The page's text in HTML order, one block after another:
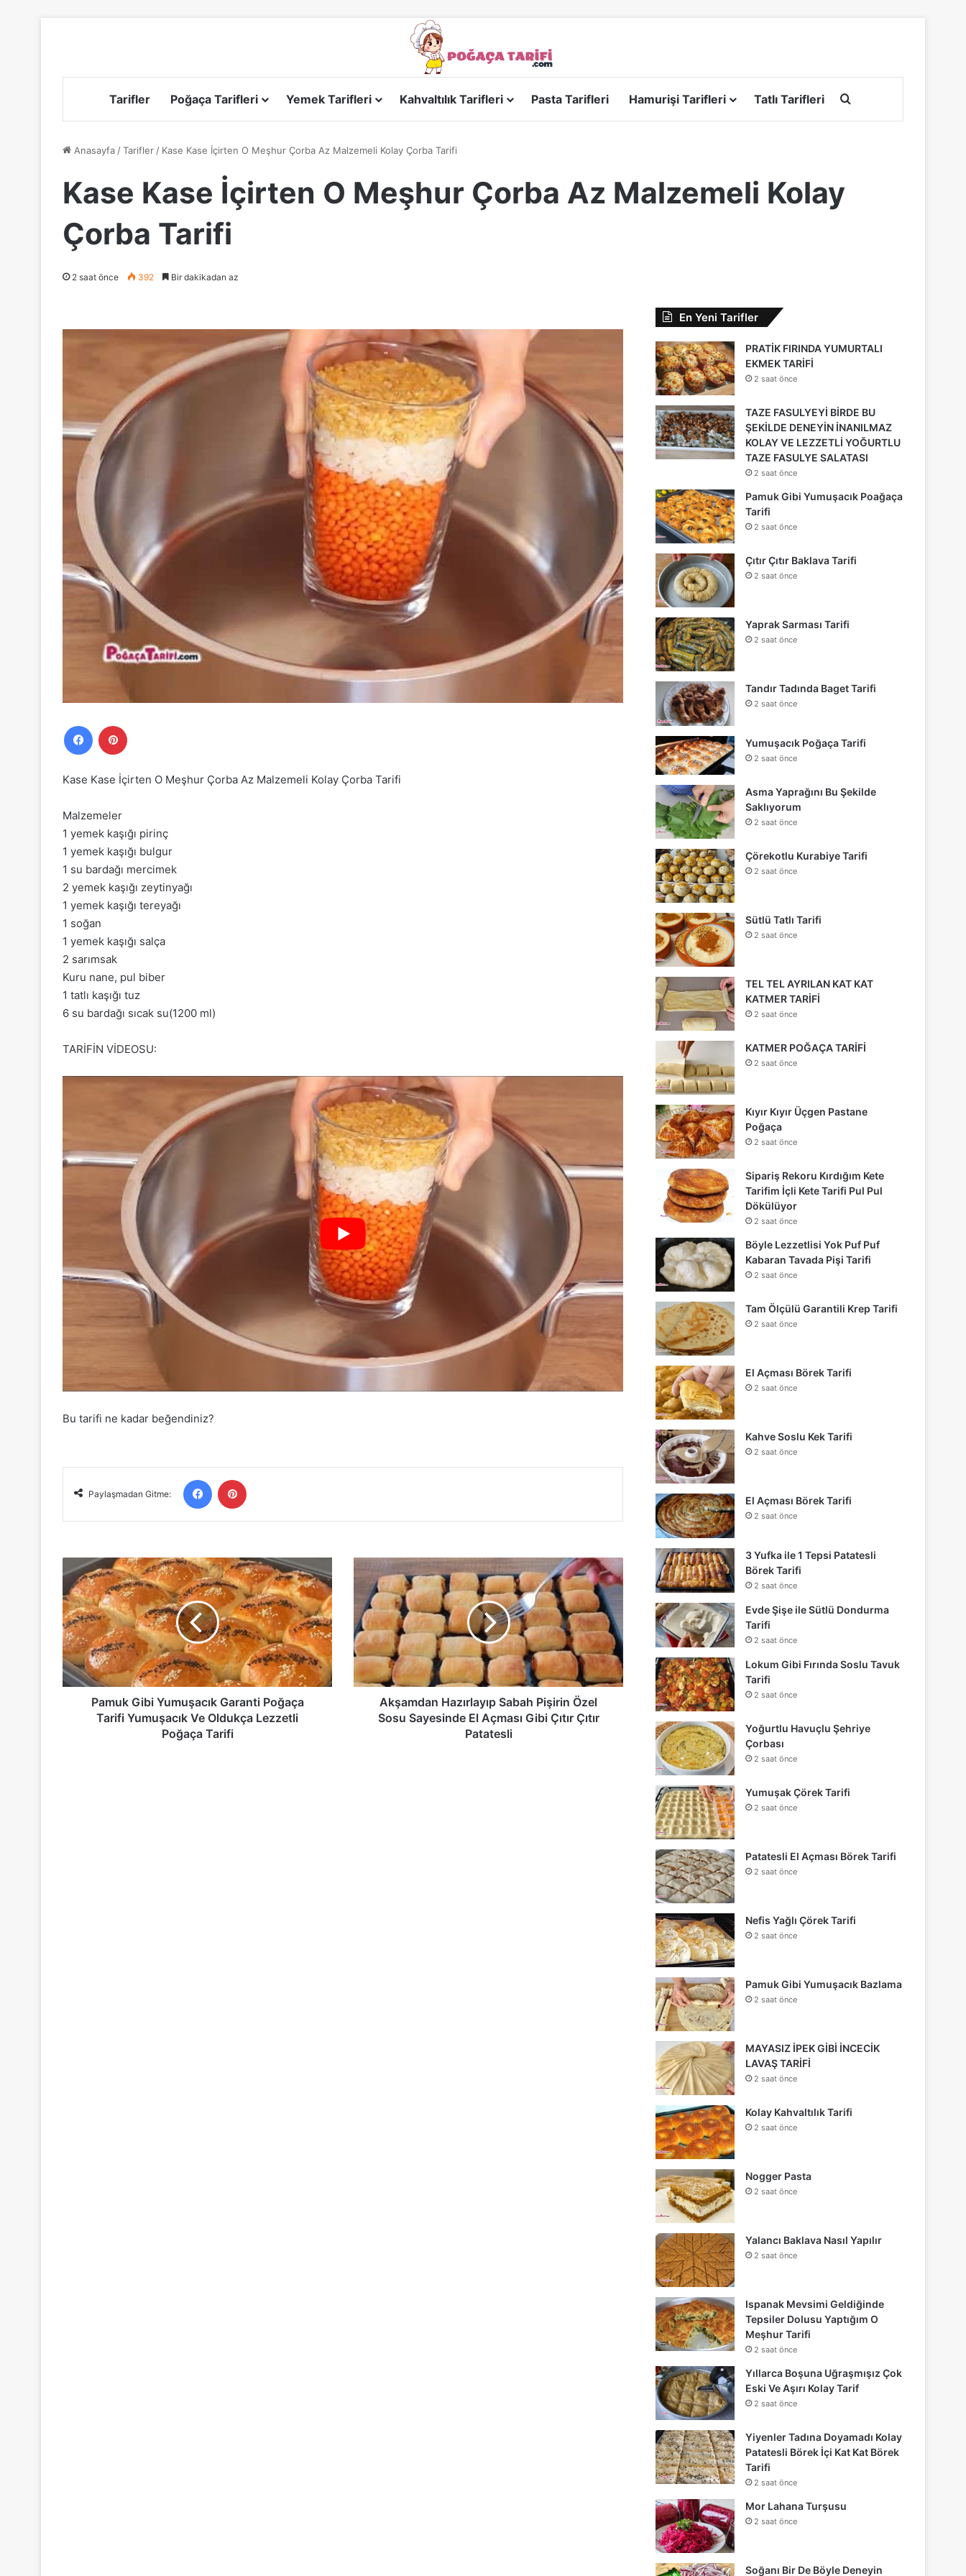
Tarifler Poğaça Tarifleri Yemek Tarifleri Kahvaltılık Tarifleri Pasta Tarifleri Hamurişi Tarifleri Tatlı Tarifleri
Anasayfa /Tarifler / Kase Kase İçirten O Meşhur Çorba Az Malzemeli Kolay Çorba Tarifi
Kase Kase İçirten O Meşhur Çorba Az Malzemeli Kolay
Çorba Tarifi
2 saat önce 392 Bir dakikadan az
Facebook
Kase Kase İçirten O Meşhur Çorba Az Malzemeli Kolay Çorba Tarifi
Malzemeler
1 yemek kaşığı pirinç
1 yemek kaşığı bulgur
1 su bardağı mercimek
2 yemek kaşığı zeytinyağı
1 yemek kaşığı tereyağı
1 soğan
1 yemek kaşığı salça
2 sarımsak
Kuru nane, pul biber
1 tatlı kaşığı tuz
6 su bardağı sıcak su(1200 ml)
TARİFİN VİDEOSU:
Bu tarifi ne kadar beğendiniz?
Paylaşmadan Gitme:
Facebook
Pamuk
Gibi
Yumuşacık
Garanti
Poğaça
Tarifi
Yumuşacık
Ve
Oldukça
LezzetliPamuk Gibi Yumuşacık Garanti Poğaça
Tarifi Yumuşacık Ve Oldukça Lezzetli
Poğaça Tarifi
Akşamdan
Hazırlayıp
Sabah
Pişirin
Özel
Sosu
Sayesinde
El
Açması
Akşamdan Hazırlayıp Sabah Pişirin Özel
Sosu Sayesinde El Açması Gibi Çıtır Çıtır
Patatesli
En Yeni Tarifler
PRATİK FIRINDA YUMURTALI
EKMEK TARİFİ
2 saat önce
TAZE FASULYEYİ BİRDE BU
ŞEKİLDE DENEYİN İNANILMAZ
KOLAY VE LEZZETLİ YOĞURTLU
TAZE FASULYE SALATASI
2 saat önce
Pamuk Gibi Yumuşacık Poağaça
Tarifi
2 saat önce
Çıtır Çıtır Baklava Tarifi
2 saat önce
Yaprak Sarması Tarifi
2 saat önce
Tandır Tadında Baget Tarifi
2 saat önce
Yumuşacık Poğaça Tarifi
2 saat önce
Asma Yaprağını Bu Şekilde
Saklıyorum
2 saat önce
Çörekotlu Kurabiye Tarifi
2 saat önce
Sütlü Tatlı Tarifi
2 saat önce
TEL TEL AYRILAN KAT KAT
KATMER TARİFİ
2 saat önce
KATMER POĞAÇA TARİFİ
2 saat önce
Kıyır Kıyır Üçgen Pastane
Poğaça
2 saat önce
Sipariş Rekoru Kırdığım Kete
Tarifim İçli Kete Tarifi Pul Pul
Dökülüyor
2 saat önce
Böyle Lezzetlisi Yok Puf Puf
Kabaran Tavada Pişi Tarifi
2 saat önce
Tam Ölçülü Garantili Krep Tarifi
2 saat önce
El Açması Börek Tarifi
2 saat önce
Kahve Soslu Kek Tarifi
2 saat önce
El Açması Börek Tarifi
2 saat önce
3 Yufka ile 1 Tepsi Patatesli
Börek Tarifi
2 saat önce
Evde Şişe ile Sütlü Dondurma
Tarifi
2 saat önce
Lokum Gibi Fırında Soslu Tavuk
Tarifi
2 saat önce
Yoğurtlu Havuçlu Şehriye
Çorbası
2 saat önce
Yumuşak Çörek Tarifi
2 saat önce
Patatesli El Açması Börek Tarifi
2 saat önce
Nefis Yağlı Çörek Tarifi
2 saat önce
Pamuk Gibi Yumuşacık Bazlama
2 saat önce
MAYASIZ İPEK GİBİ İNCECİK
LAVAŞ TARİFİ
2 saat önce
Kolay Kahvaltılık Tarifi
2 saat önce
Nogger Pasta
2 saat önce
Yalancı Baklava Nasıl Yapılır
2 saat önce
Ispanak Mevsimi Geldiğinde
Tepsiler Dolusu Yaptığım O
Meşhur Tarifi
2 saat önce
Yıllarca Boşuna Uğraşmışız Çok
Eski Ve Aşırı Kolay Tarif
2 saat önce
Yiyenler Tadına Doyamadı Kolay
Patatesli Börek İçi Kat Kat Börek
Tarifi
2 saat önce
Mor Lahana Turşusu
2 saat önce
Soğanı Bir De Böyle Deneyin